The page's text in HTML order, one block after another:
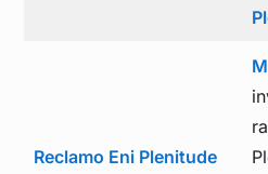
Reclamo Eni Plenitude